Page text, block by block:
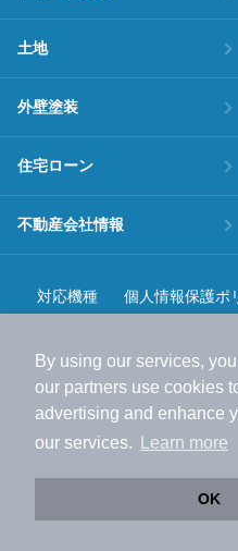
By using our services,
our partners use cookies
advertising and enhance
our services.
Learn more
OK
より使い
アプリで
サクサク動く
土地
外壁塗装
住宅ローン
不動産会社情報
対応機種 個人情報保護ポ
©NIFTY